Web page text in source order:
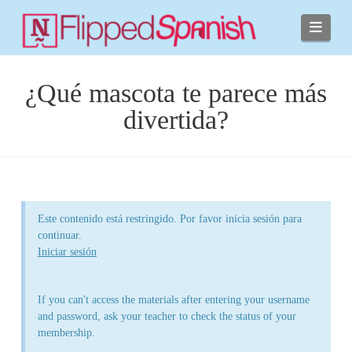
¿Qué mascota te parece más
divertida?
Este contenido está restringido. Por favor inicia sesión para
continuar.
Iniciar sesión
If you can't access the materials after entering your username
and password, ask your teacher to check the status of your
membership.